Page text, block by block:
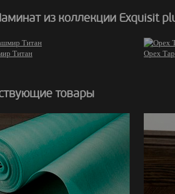
из коллекции Exquisit
Титан Орех
товары